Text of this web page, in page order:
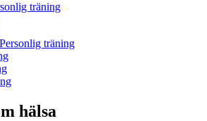
träning
träning
hälsa